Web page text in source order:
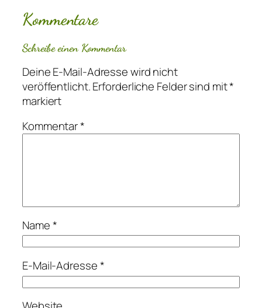
Kommentare
Schreibe einen Kommentar
Deine E-Mail-Adresse wird nicht
veröffentlicht.Erforderliche Felder sind mit*
markiert
Kommentar*
Name*
E-Mail-Adresse*